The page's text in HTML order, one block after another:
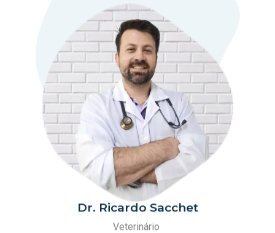
Dr. Ricardo Sacchet
Veterinário